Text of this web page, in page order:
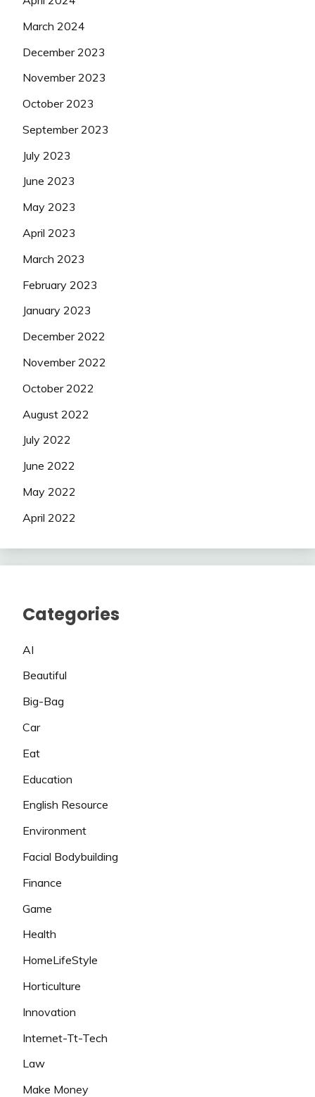
March 2024
December 2023
November 2023
October 2023
September 2023
July 2023
June 2023
May 2023
April 2023
March 2023
February 2023
January 2023
December 2022
November 2022
October 2022
August 2022
July 2022
June 2022
May 2022
April 2022
Categories
AI
Beautiful
Big-Bag
Car
Eat
Education
English Resource
Environment
Facial Bodybuilding
Finance
Game
Health
HomeLifeStyle
Horticulture
Innovation
Internet-Tt-Tech
Law
Make Money